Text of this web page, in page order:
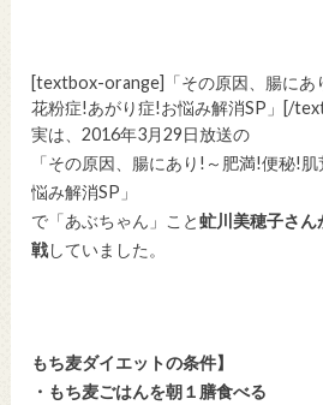
[textbox-orange]「その原因、腸にあ
花粉症!あがり症!お悩み解消SP」[/
実は、2016年3月29日放送の
「その原因、腸にあり!～肥満!便秘!
悩み解消SP」
で「あぶちゃん」こと虻川美穂子さ
戦していました。
もち麦ダイエットの条件】
・もち麦ごはんを朝１膳食べる